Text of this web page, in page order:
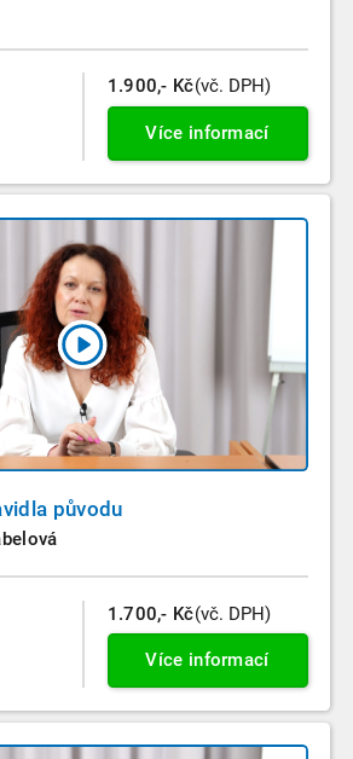
1.900,- Kč(vč. DPH)
Více informací
původu
1.700,- Kč(vč. DPH)
Více informací